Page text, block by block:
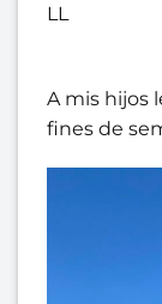
LL
A mis hijos
fines de